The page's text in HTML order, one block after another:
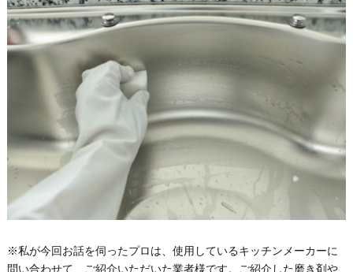
※私が今回お話を伺ったプロは、使用しているキッチンメーカーに
問い合わせて、ご紹介いただいた業者様です。ご紹介した磨き剤や